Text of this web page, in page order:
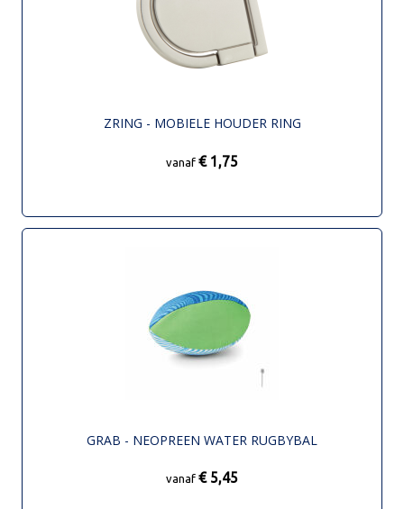
ZRING - MOBIELE HOUDER RING
vanaf € 1,75
GRAB - NEOPREEN WATER RUGBYBAL
vanaf € 5,45